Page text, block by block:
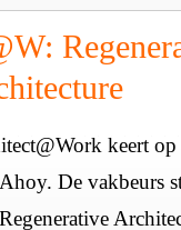
keert
De vakbeurs